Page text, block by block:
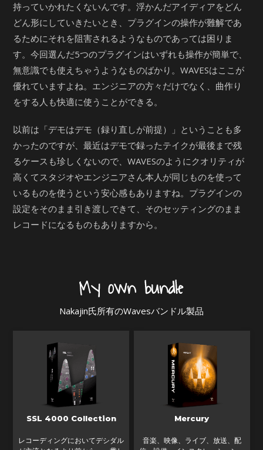
持っていかれたくないんです。浮かんだアイディアをどん
どん形にしていきたいとき、プラグインの操作が難解であ
るためにそれを阻害されるようなものであっては困りま
す。今回選んだ5つのプラグインはいずれも操作が簡単で、
無意識でも使えちゃうようなものばかり。WAVESはここが
優れていますよね。エンジニアの方々だけでなく、曲作り
をする人も快適に使うことができる。
以前は「デモはデモ（録り直しが前提）」ということも多
かったのですが、最近はデモで録ったテイクが最後まで残
るケースも珍しくないので、WAVESのようにクオリティが
高くてスタジオやエンジニアさん本人が同じものを使って
いるものを使うという安心感もありますね。プラグインの
設定をそのまま引き渡しできて、そのセッティングのまま
レコードになるものもありますから。
Nakajin氏所有のWavesバンドル製品
SSL 4000 Collection
レコーディングにおいてデシダル
Mercury
音楽、映像、ライブ、放送、配